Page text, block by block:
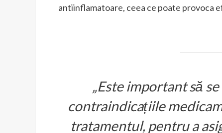
antiinflamatoare, ceea ce poate provoca
„Este important să
contraindicațiile
tratamentul, pentru a